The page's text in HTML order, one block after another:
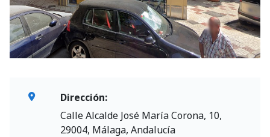
Dirección:
Calle Alcalde José María Corona, 10,
29004, Málaga, Andalucía